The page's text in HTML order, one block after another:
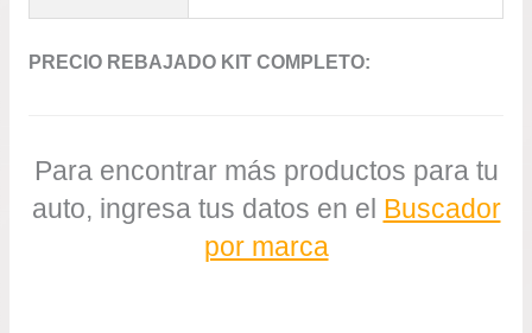
PRECIO REBAJADO KIT COMPLETO:
Para encontrar más productos para tu
auto, ingresa tus datos en el Buscador
por marca